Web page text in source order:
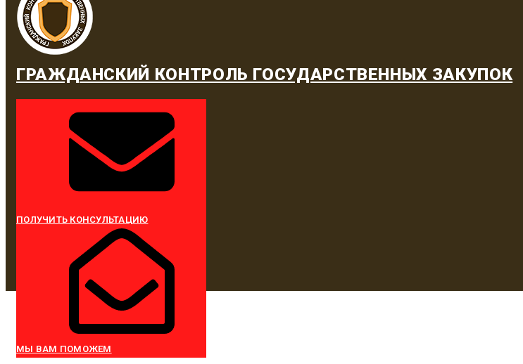
ГРАЖДАНСКИЙ КОНТРОЛЬ ГОСУДАРСТВЕННЫХ ЗАКУПОК
ПОЛУЧИТЬ КОНСУЛЬТАЦИЮ
МЫ ВАМ ПОМОЖЕМ